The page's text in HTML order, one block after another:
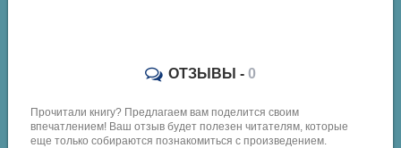
ОТЗЫВЫ - 0
Прочитали книгу? Предлагаем вам поделится своим
впечатлением! Ваш отзыв будет полезен читателям, которые
еще только собираются познакомиться с произведением.